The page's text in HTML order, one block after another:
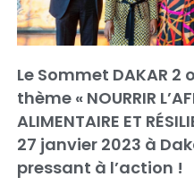
Le Sommet DAKAR
thème « NOURRIR
ALIMENTAIRE ET
27 janvier 2023 à
pressant à l’action !